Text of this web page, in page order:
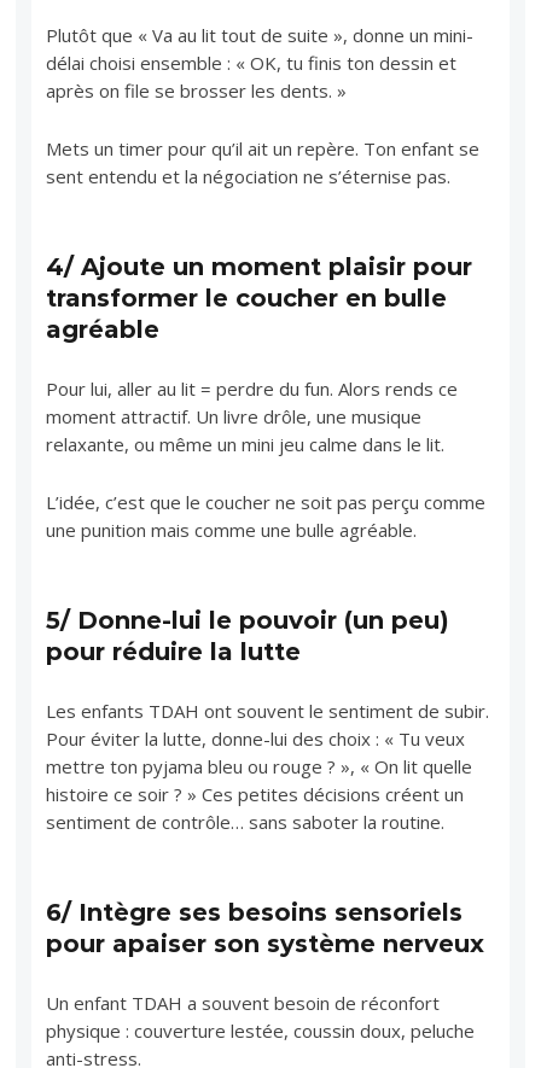
Plutôt que « Va au lit tout de suite », donne un mini-
délai choisi ensemble : « OK, tu finis ton dessin et
après on file se brosser les dents. »
Mets un timer pour qu’il ait un repère. Ton enfant se
sent entendu et la négociation ne s’éternise pas.
4/ Ajoute un moment plaisir pour
transformer le coucher en bulle
agréable
Pour lui, aller au lit = perdre du fun. Alors rends ce
moment attractif. Un livre drôle, une musique
relaxante, ou même un mini jeu calme dans le lit.
L’idée, c’est que le coucher ne soit pas perçu comme
une punition mais comme une bulle agréable.
5/ Donne-lui le pouvoir (un peu)
pour réduire la lutte
Les enfants TDAH ont souvent le sentiment de subir.
Pour éviter la lutte, donne-lui des choix : « Tu veux
mettre ton pyjama bleu ou rouge ? », « On lit quelle
histoire ce soir ? » Ces petites décisions créent un
sentiment de contrôle… sans saboter la routine.
6/ Intègre ses besoins sensoriels
pour apaiser son système nerveux
Un enfant TDAH a souvent besoin de réconfort
physique : couverture lestée, coussin doux, peluche
anti-stress.